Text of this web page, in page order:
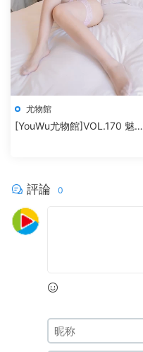
尤物館
[YouWu尤物館]VOL.170 魅惑
評論 0